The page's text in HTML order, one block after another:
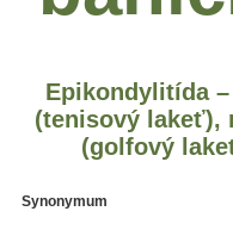
Epikondylitída
(tenisový lakeť),
(golfový
Synonymum